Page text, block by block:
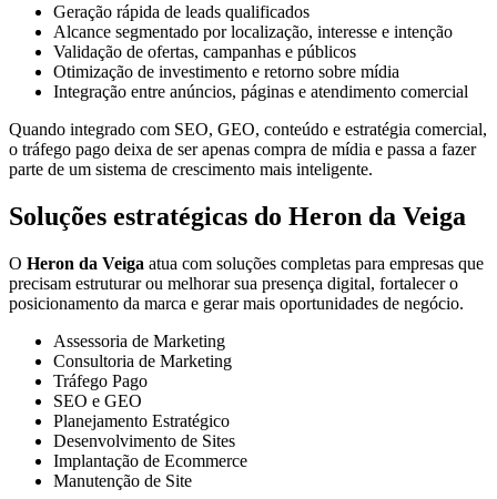
Geração rápida de leads qualificados
Alcance segmentado por localização, interesse e intenção
Validação de ofertas, campanhas e públicos
Otimização de investimento e retorno sobre mídia
Integração entre anúncios, páginas e atendimento comercial
Quando integrado com SEO, GEO, conteúdo e estratégia comercial,
o tráfego pago deixa de ser apenas compra de mídia e passa a fazer
parte de um sistema de crescimento mais inteligente.
Soluções estratégicas do Heron da Veiga
O Heron da Veiga atua com soluções completas para empresas que
precisam estruturar ou melhorar sua presença digital, fortalecer o
posicionamento da marca e gerar mais oportunidades de negócio.
Assessoria de Marketing
Consultoria de Marketing
Tráfego Pago
SEO e GEO
Planejamento Estratégico
Desenvolvimento de Sites
Implantação de Ecommerce
Manutenção de Site